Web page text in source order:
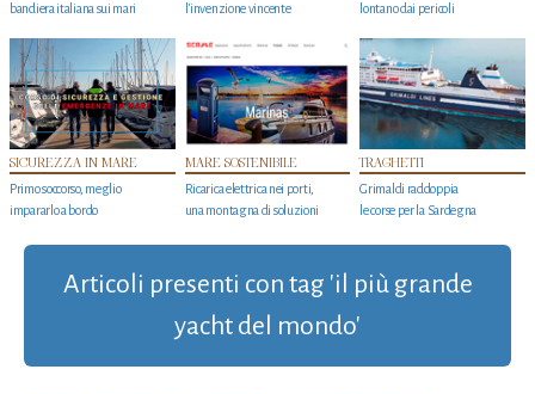
bandiera italiana sui mari
l'invenzione vincente
lontano dai pericoli
SICUREZZA IN MARE
Primo soccorso, meglio
impararlo a bordo
MARE SOSTENIBILE
Ricarica elettrica nei porti,
una montagna di soluzioni
TRAGHETTI
Grimaldi raddoppia
le corse per la Sardegna
Articoli presenti con tag 'il più grande
yacht del mondo'